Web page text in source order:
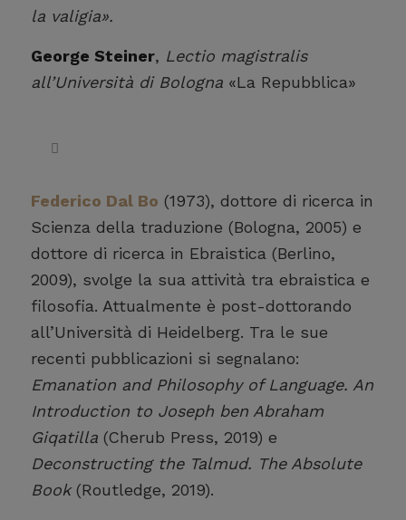
la valigia».
George Steiner, Lectio magistralis
all’Università di Bologna«La Repubblica»
Federico Dal Bo (1973), dottore di ricerca in
Scienza della traduzione (Bologna, 2005) e
dottore di ricerca in Ebraistica (Berlino,
2009), svolge la sua attività tra ebraistica e
filosofia. Attualmente è post-dottorando
all’Università di Heidelberg. Tra le sue
recenti pubblicazioni si segnalano:
Emanation and Philosophy of Language. An
Introduction to Joseph ben Abraham
Giqatilla(Cherub Press, 2019) e
Deconstructing the Talmud. The Absolute
Book(Routledge, 2019).